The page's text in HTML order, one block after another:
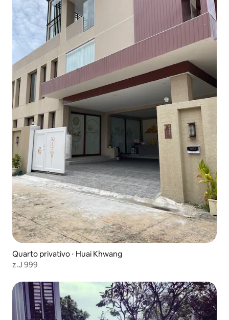
Quarto privativo ⋅ Huai Khwang
z.J 999